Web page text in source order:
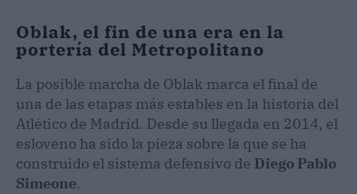
Oblak, el fin de una era en la
portería del Metropolitano
​La posible marcha de Oblak marca el final de
una de las etapas más estables en la historia del
Atlético de Madrid. Desde su llegada en 2014, el
esloveno ha sido la pieza sobre la que se ha
construido el sistema defensivo de Diego Pablo
Simeone.